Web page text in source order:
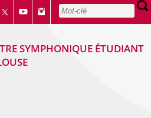
SYMPHONIQUE ÉTUDIANT